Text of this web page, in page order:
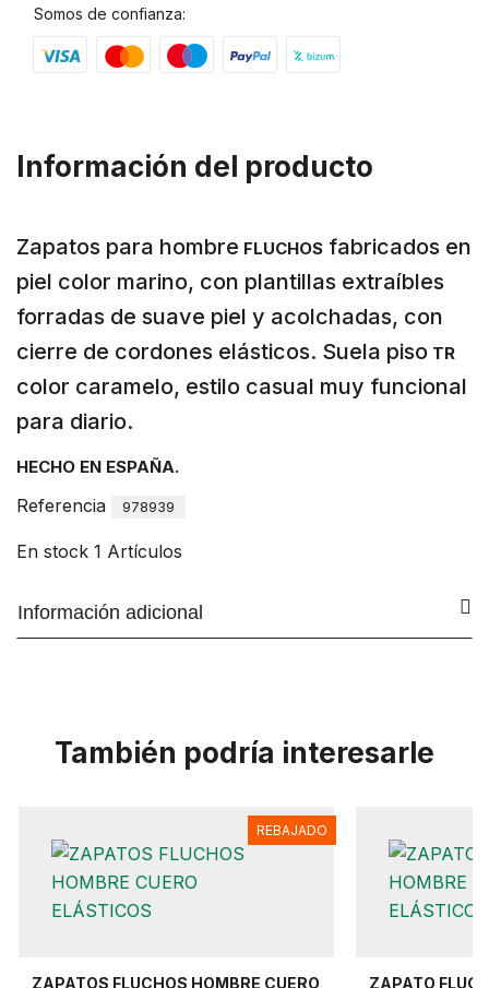
Somos de confianza:
Información del producto
Zapatos para hombre FLUCHOS fabricados en
piel color marino, con plantillas extraíbles
forradas de suave piel y acolchadas, con
cierre de cordones elásticos. Suela piso TR
color caramelo, estilo casual muy funcional
para diario.
HECHO EN ESPAÑA.
Referencia 978939
En stock 1 Artículos
Información adicional
También podría interesarle
ZAPATOS FLUCHOS HOMBRE CUERO
REBAJADO
ZAPATO